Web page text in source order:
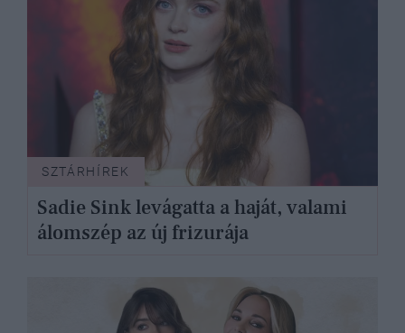
SZTÁRHÍREK
Sadie Sink levágatta a haját, valami
álomszép az új frizurája